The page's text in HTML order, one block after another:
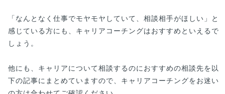
「なんとなく仕事でモヤモヤしていて、相談相手がほしい」と
感じている方にも、キャリアコーチングはおすすめといえるで
しょう。
他にも、キャリアについて相談するのにおすすめの相談先を以
下の記事にまとめていますので、キャリアコーチングをお迷い